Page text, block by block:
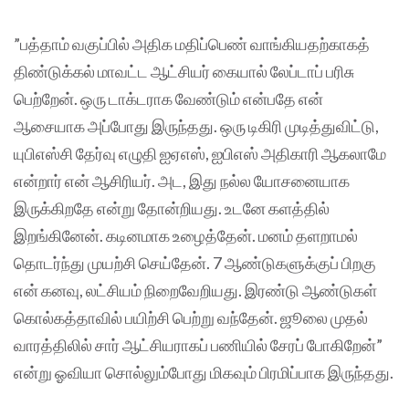
”பத்தாம் வகுப்பில் அதிக மதிப்பெண் வாங்கியதற்காகத்
திண்டுக்கல் மாவட்ட ஆட்சியர் கையால் லேப்டாப் பரிசு
பெற்றேன். ஒரு டாக்டராக வேண்டும் என்பதே என்
ஆசையாக அப்போது இருந்தது. ஒரு டிகிரி முடித்துவிட்டு,
யுபிஎஸ்சி தேர்வு எழுதி ஐஏஎஸ், ஐபிஎஸ் அதிகாரி ஆகலாமே
என்றார் என் ஆசிரியர். அட, இது நல்ல யோசனையாக
இருக்கிறதே என்று தோன்றியது. உடனே களத்தில்
இறங்கினேன். கடினமாக உழைத்தேன். மனம் தளறாமல்
தொடர்ந்து முயற்சி செய்தேன். 7 ஆண்டுகளுக்குப் பிறகு
என் கனவு, லட்சியம் நிறைவேறியது. இரண்டு ஆண்டுகள்
கொல்கத்தாவில் பயிற்சி பெற்று வந்தேன். ஜூலை முதல்
வாரத்திலில் சார் ஆட்சியராகப் பணியில் சேரப் போகிறேன்”
என்று ஓவியா சொல்லும்போது மிகவும் பிரமிப்பாக இருந்தது.